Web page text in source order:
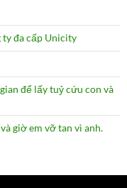
ty đa cấp Unicity
để lấy tuỷ cứu con và
giờ em vỡ tan vì anh.